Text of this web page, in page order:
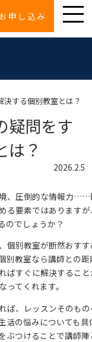
申し込み
する個別教室とは？
疑問をす
は？
2026.2.5
、圧倒的な情報力
る要素ではあります
のでしょうか？
個別教室が断然おす
別教室なら講師との
ばすぐに解決するこ
てくれます。
ば、レッスンそのも
活の悩みについても具
ぶつけることで講師